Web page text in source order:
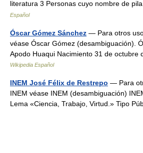
literatura 3 Personas cuyo nombre de
Español
Óscar Gómez Sánchez — Para otros
véase Óscar Gómez (desambiguación).
Apodo Huaqui Nacimiento 31 de
Wikipedia Español
INEM José Félix de Restrepo — Para
INEM véase INEM (desambiguación)
Lema «Ciencia, Trabajo, Virtud.» Tipo